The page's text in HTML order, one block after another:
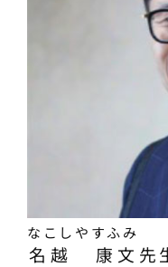
名越 康文
なこしやすふみ
先